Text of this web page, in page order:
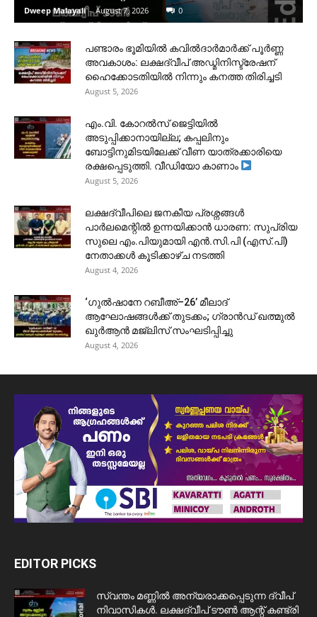
Dweep Malayali - August 7, 2026 0
പണ്ടാരം ഭൂമിയിൽ കവിൽദാർമാർക്ക് പൂർണ്ണ
അവകാശം: ലക്ഷദ്വീപ് അഡ്മിനിസ്ട്രേഷന്
ഹൈക്കോടതിയിൽ നിന്നും കനത്ത തിരിച്ചടി
August 5, 2026
​എം.വി. കോറൽസ് ജെട്ടിയിൽ
അടുപ്പിക്കാനായില്ല; കപ്പലിനും
ബോട്ടിനുമിടയിലേക്ക് വീണ യാത്രക്കാരിയെ
രക്ഷപ്പെടുത്തി. വീഡിയോ കാണാം
August 5, 2026
ലക്ഷദ്വീപിലെ ജനകീയ പ്രശ്നങ്ങൾ
പാർലമെന്റിൽ ഉന്നയിക്കാൻ ധാരണ: സുപ്രിയ
സുലെ എം.പിയുമായി എൻ.സി.പി (എസ്.പി)
നേതാക്കൾ കൂടിക്കാഴ്ച നടത്തി
August 4, 2026
‘ഗുൽഷാനേ റബീഅ്–26’ മീലാദ്
ആഘോഷങ്ങൾക്ക് തുടക്കം; ഗ്രാൻഡ് ഖത്മുൽ
ഖുർആൻ മജ്‌ലിസ് സംഘടിപ്പിച്ചു
August 4, 2026
EDITOR PICKS
സ്വന്തം മണ്ണിൽ അന്യരാക്കപ്പെടുന്ന ദ്വീപ്
നിവാസികൾ. ലക്ഷദ്വീപ് ടൗൺ ആന്റ് കണ്ട്രി